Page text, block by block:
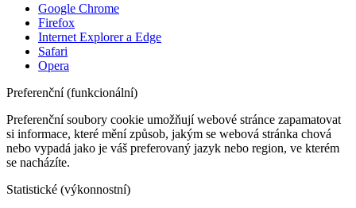
Google Chrome
Firefox
Internet Explorer a Edge
Safari
Opera
Preferenční (funkcionální)
Preferenční soubory cookie umožňují webové stránce zapamatovat
si informace, které mění způsob, jakým se webová stránka chová
nebo vypadá jako je váš preferovaný jazyk nebo region, ve kterém
se nacházíte.
Statistické (výkonnostní)